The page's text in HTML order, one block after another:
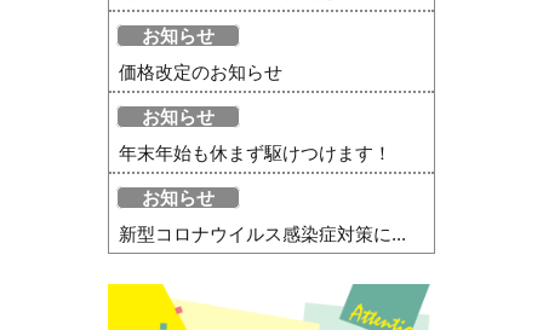
お知らせ
価格改定のお知らせ
お知らせ
年末年始も休まず駆けつけます！
お知らせ
新型コロナウイルス感染症対策に...